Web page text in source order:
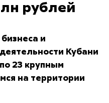
рублей
и
Кубани
23 крупным
на территории